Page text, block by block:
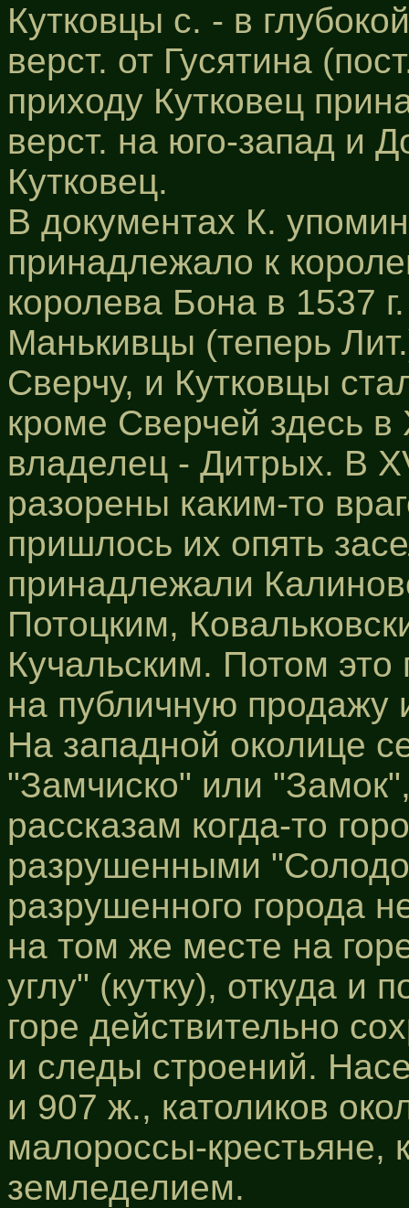
Кутковцы с. - в
верст. от Гусятина
приходу Кутковец
верст. на юго-запад и
Кутковец.
В документах К.
принадлежало к
королева Бона в 1537
Манькивцы (теперь
Сверчу, и Кутковцы
кроме Сверчей здесь в
владелец - Дитрых. В
разорены каким-то
пришлось их опять
принадлежали
Потоцким,
Кучальским. Потом это
на публичную продажу
На западной околице
"Замчиско" или
рассказам когда-то
разрушенными
разрушенного города
на том же месте на
углу" (кутку), откуда и
горе действительно
и следы строений.
и 907 ж., католиков
малороссы-крестьяне,
земледелием.